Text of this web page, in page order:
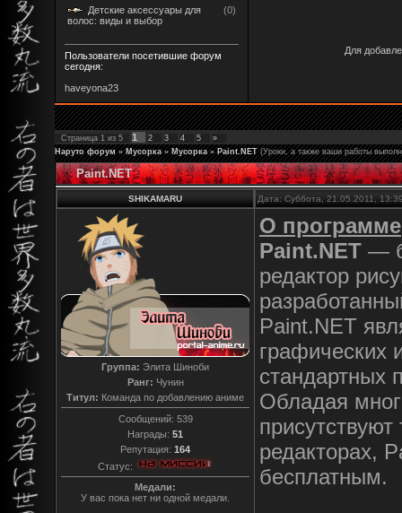
Детские аксессуары для
волос: виды и выбор
(0)
Пользователи посетившие форум
сегодня:
haveyona23
Для
Страница 1 из 5 1 2 3 4 5
»
Наруто форум » Мусорка » Мусорка » Paint.NET (Уроки, а также ваши работы
Paint.NET
SHIKAMARU Дата: Суббота, 21.05.2011,
Группа: Элита Шиноби
Ранг: Чунин
Титул: Команда по добавлению аниме
Сообщений: 539
Награды: 51
Репутация: 164
Статус:
Медали:
У вас пока нет ни одной медали.
О программе
Paint.NET —
редактор
Paint.NET
графических
стандартных
Обладая
редакторах,
бесплатным.